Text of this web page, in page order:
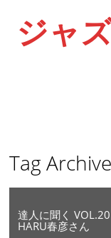
ジャ
Main menu
content
Tag
達人に聞く
HARU春彦さん